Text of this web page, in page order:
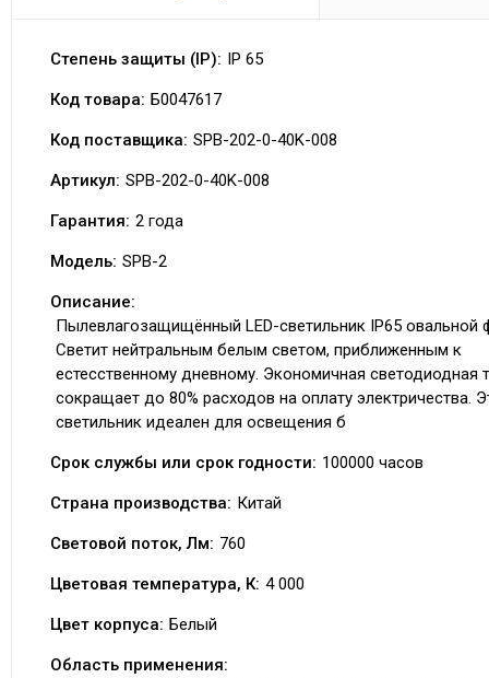
Степень защиты (IP): IP 65
Код товара: Б0047617
Код поставщика: SPB-202-0-40K-008
Артикул: SPB-202-0-40K-008
Гарантия: 2 года
Модель: SPB-2
Описание:
Пылевлагозащищённый LED-светильник IP65 овальной
Светит нейтральным белым светом, приближенным к
естесственному дневному. Экономичная светодиодная
сокращает до 80% расходов на оплату электричества.
светильник идеален для освещения б
Срок службы или срок годности: 100000 часов
Страна производства: Китай
Световой поток, Лм: 760
Цветовая температура, К: 4 000
Цвет корпуса: Белый
Область применения: